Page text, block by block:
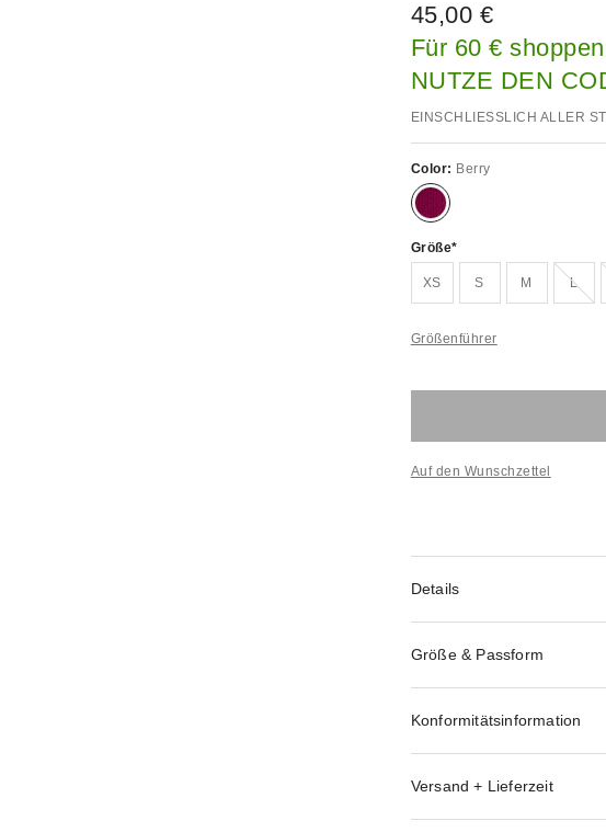
45,00 €
Für 60 €
NUTZE DEN
EINSCHLIESSLICH ALLER
Color: Berry
Größe
XS S M L
Größenführer
Auf den Wunschzettel
Details
Größe & Passform
Konformitätsinformation
Versand + Lieferzeit